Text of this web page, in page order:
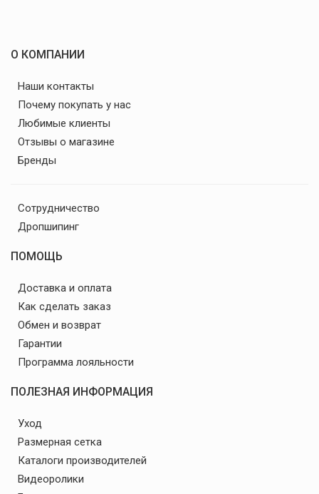
О КОМПАНИИ
Наши контакты
Почему покупать у нас
Любимые клиенты
Отзывы о магазине
Бренды
Сотрудничество
Дропшипинг
ПОМОЩЬ
Доставка и оплата
Как сделать заказ
Обмен и возврат
Гарантии
Программа лояльности
ПОЛЕЗНАЯ ИНФОРМАЦИЯ
Уход
Размерная сетка
Каталоги производителей
Видеоролики